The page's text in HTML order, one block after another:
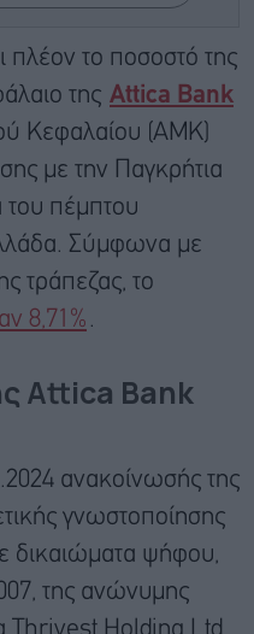
πλέον το ποσοστό της
της Attica Bank
Κεφαλαίου (ΑΜΚ)
με την Παγκρήτια
του πέμπτου
Σύμφωνα με
τράπεζας, το
8,71% .
Attica Bank
ανακοίνωσής της
γνωστοποίησης
δικαιώματα ψήφου,
της ανώνυμης
Thrivest Holding Ltd